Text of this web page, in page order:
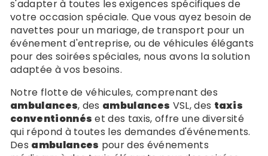
s'adapter à toutes les exigences spécifiques de
votre occasion spéciale. Que vous ayez besoin de
navettes pour un mariage, de transport pour un
événement d'entreprise, ou de véhicules élégants
pour des soirées spéciales, nous avons la solution
adaptée à vos besoins.
Notre flotte de véhicules, comprenant des
ambulances, des ambulances VSL, des taxis
conventionnés et des taxis, offre une diversité
qui répond à toutes les demandes d'événements.
Des ambulances pour des événements